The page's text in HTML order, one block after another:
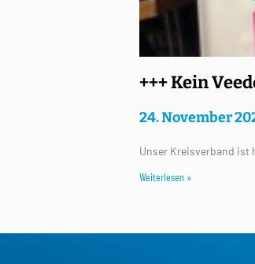
+++ Kein
24. November
Unser Kreisverband ist
Weiterlesen »